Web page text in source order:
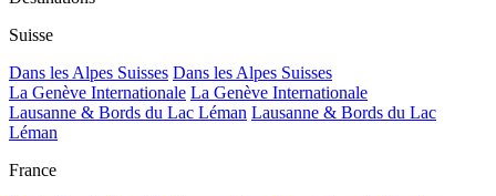
Suisse
Dans les Alpes Suisses Dans les Alpes Suisses
La Genève Internationale La Genève Internationale
Lausanne & Bords du Lac Léman Lausanne & Bords du Lac
Léman
France